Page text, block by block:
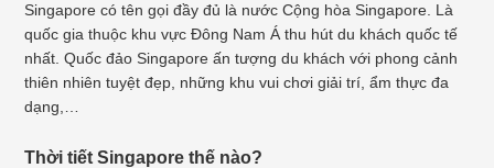
Singapore có tên gọi đầy đủ là nước Cộng hòa Singapore. Là
quốc gia thuộc khu vực Đông Nam Á thu hút du khách quốc tế
nhất. Quốc đảo Singapore ấn tượng du khách với phong cảnh
thiên nhiên tuyệt đẹp, những khu vui chơi giải trí, ẩm thực đa
dạng,…
Thời tiết Singapore thế nào?